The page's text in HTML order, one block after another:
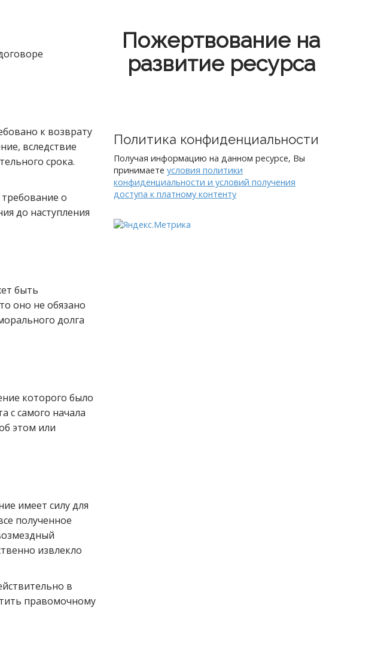
к возврату
вследствие
срока.
о
до наступления
быть
оно не обязано
долга
которого было
с самого начала
этом или
имеет силу для
полученное
извлекло
в
правомочному
Пожертвование на
развитие ресурса
Политика конфиденциальности
Получая информацию на данном ресурсе, Вы
принимаете условия политики
конфиденциальности и условий получения
доступа к платному контенту